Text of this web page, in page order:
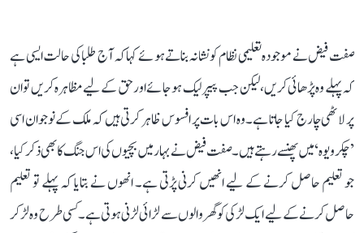
صفت فیض نے موجودہ تعلیمی نظام کو نشانہ بناتے ہوئے کہا کہ آج طلبا کی حالت ایسی ہے
کہ پہلے وہ پڑھائی کریں، لیکن جب پیپر لیک ہو جائے اور حق کے لیے مظاہرہ کریں تو ان
پر لاٹھی چارج کیا جاتا ہے۔ وہ اس بات پر افسوس ظاہر کرتی ہیں کہ ملک کے نوجوان اسی
’چکرویوہ‘ میں پھنسے رہتے ہیں۔ صفت فیض نے بہار میں بچیوں کی اس جنگ کا بھی ذکر کیا،
جو تعلیم حاصل کرنے کے لیے انھیں کرنی پڑتی ہے۔ انھوں نے بتایا کہ پہلے تو تعلیم
حاصل کرنے کے لیے ایک لڑکی کو گھر والوں سے لڑائی لڑنی ہوتی ہے۔ کسی طرح وہ لڑ کر